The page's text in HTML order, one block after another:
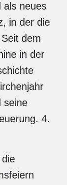
als neues
in der die
dem
in der
seine
4.